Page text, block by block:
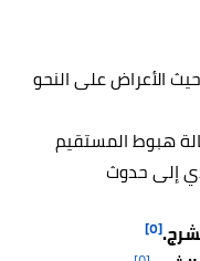
الأعراض على النحو
هبوط المستقيم
إلى حدوث
[٥]